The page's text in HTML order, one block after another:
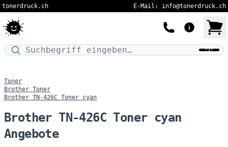
tonerdruck.ch E-Mail: info@tonerdruck.ch
Druckermodell oder Produktnamen eingeben…
Toner
Brother Toner
Brother TN-426C Toner cyan
Brother TN-426C Toner cyan
Angebote